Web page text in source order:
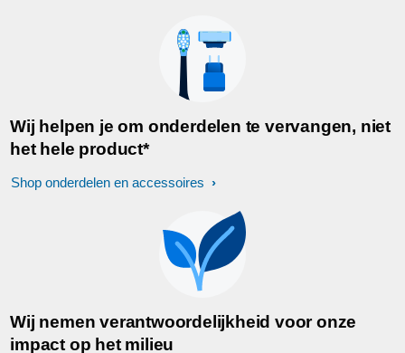
Wij helpen je om onderdelen te vervangen, niet
het hele product*
Shop onderdelen en accessoires
Wij nemen verantwoordelijkheid voor onze
impact op het milieu